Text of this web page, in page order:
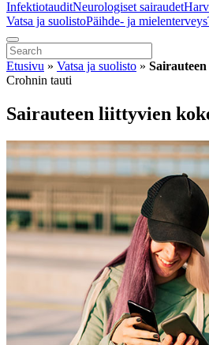
InfektiotauditNeurologiset sairaudet
Vatsa ja suolistoPäihde- ja mielenterveys
Etusivu » Vatsa ja suolisto »
Crohnin tauti
Sairauteen liittyvien